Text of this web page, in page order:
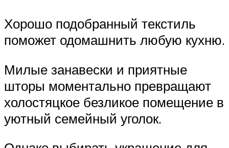
Хорошо подобранный текстиль
поможет одомашнить любую кухню.
Милые занавески и приятные
шторы моментально превращают
холостяцкое безликое помещение в
уютный семейный уголок.